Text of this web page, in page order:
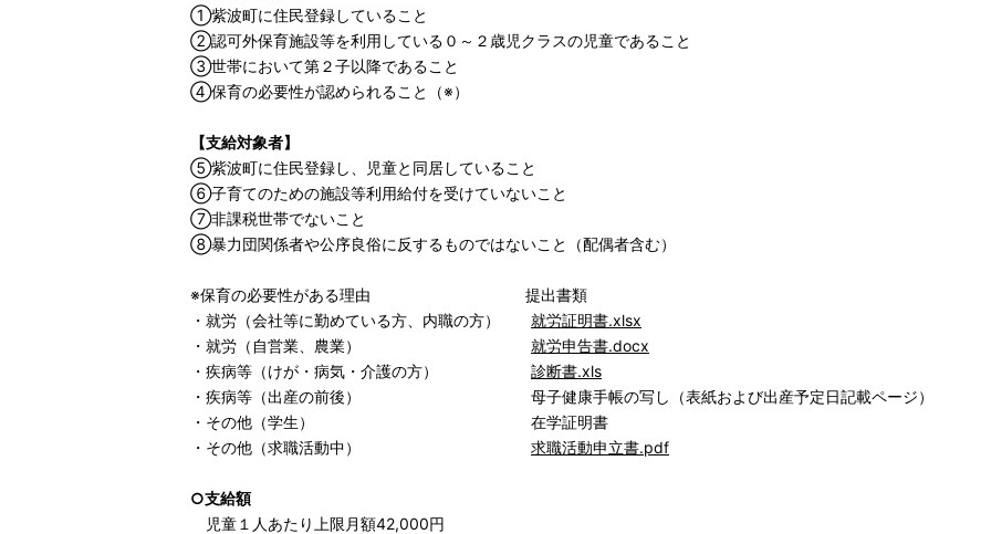
①紫波町に住民登録していること
②認可外保育施設等を利用している０～２歳児クラスの児童であること
③世帯において第２子以降​であること
④保育の必要性が認められること（※）
【支給対象者】
⑤紫波町に住民登録し、児童と同居していること
⑥子育てのための施設等利用給付を受けていないこと
⑦非課税世帯でないこと
⑧暴力団関係者や公序良俗に反するものではないこと（配偶者含む）
※保育の必要性がある理由 提出書類
・就労（会社等に勤めている方、内職の方） 就労証明書.xlsx
・就労（自営業、農業） 就労申告書.docx
・疾病等（けが・病気・介護の方） 診断書.xls
・疾病等（出産の前後） 母子健康手帳の写し（表紙および出産予定日記載ページ）
・その他（学生） 在学証明書
・その他（求職活動中） 求職活動申立書.pdf
○支給額
児童１人あたり上限月額42,000円